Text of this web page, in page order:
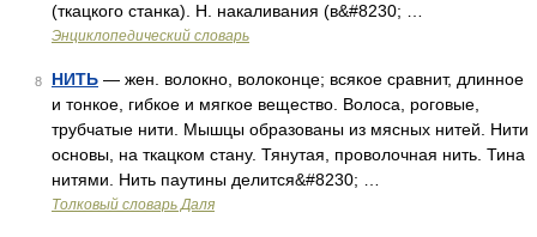
(ткацкого станка). Н. накаливания (в&#8230; …
Энциклопедический словарь
8 НИТЬ — жен. волокно, волоконце; всякое сравнит, длинное
и тонкое, гибкое и мягкое вещество. Волоса, роговые,
трубчатые нити. Мышцы образованы из мясных нитей. Нити
основы, на ткацком стану. Тянутая, проволочная нить. Тина
нитями. Нить паутины делится&#8230; …
Толковый словарь Даля